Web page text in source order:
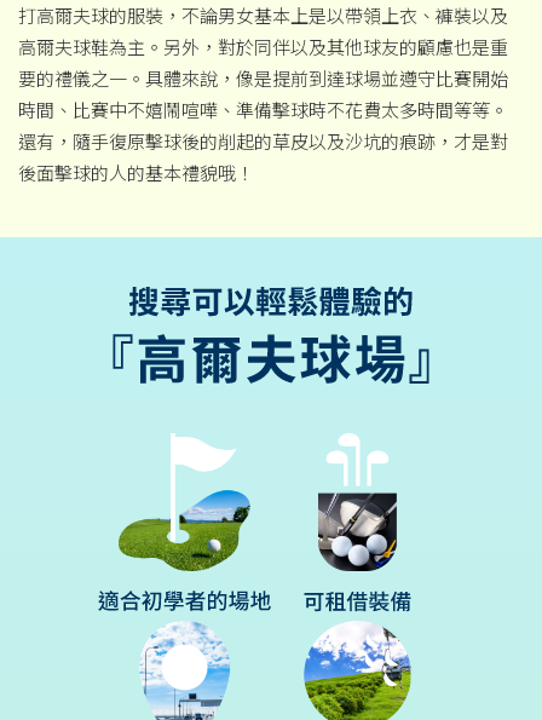
打高爾夫球的服裝，不論男女基本上是以帶領上衣、褲裝以及
高爾夫球鞋為主。另外，對於同伴以及其他球友的顧慮也是重
要的禮儀之一。具體來說，像是提前到達球場並遵守比賽開始
時間、比賽中不嬉鬧喧嘩、準備擊球時不花費太多時間等等。
還有，隨手復原擊球後的削起的草皮以及沙坑的痕跡，才是對
後面擊球的人的基本禮貌哦！